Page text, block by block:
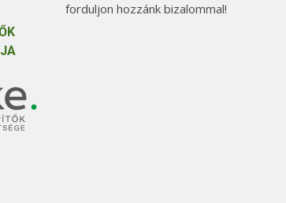
forduljon hozzánk bizalommal!